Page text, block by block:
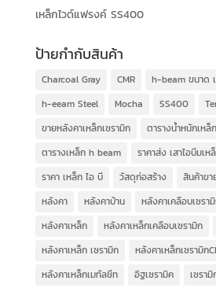
เหล็กไวด์แฟรงค์ SS400
ป้ายกำกับสินค้า
Charcoal Gray CMR
h-beam ขนาด
h-eeam Steel
Mocha SS400
ขายหลังคาเหล็กเซรามิก
ตารางน้ำหนักเหล็ก
ตารางเหล็ก h beam
ราคาส่ง เสาไอบีมเ
ราคา เหล็ก ไอ บี
วัสดุก่อสร้าง สินค้าข
หลังคา
หลังคาบ้าน หลังคาเคลือบเซรา
หลังคาเหล็ก
หลังคาเหล็กเคลือบเซรามิก
หลังคาเหล็ก เซรามิก
หลังคาเหล็กเซรามิก
หลังคาเหล็กเมทัลชีท
อิฐเซรามิค เซรามิ